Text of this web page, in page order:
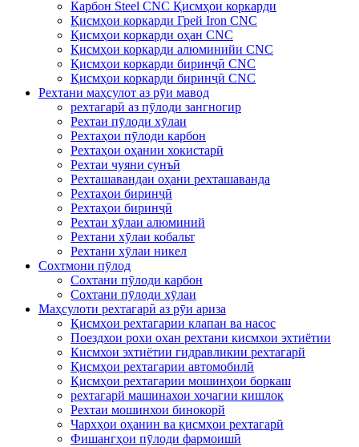
Карбон Steel CNC Қисмҳои коркарди
Қисмҳои коркарди Грей Iron CNC
Қисмҳои коркарди оҳан CNC
Қисмҳои коркарди алюминийи CNC
Қисмҳои коркарди биринҷӣ CNC
Қисмҳои коркарди биринҷӣ CNC
Рехтани маҳсулот аз рӯи мавод
рехтагарӣ аз пӯлоди зангногир
Рехтаи пӯлоди хӯлаи
Рехтаҳои пӯлоди карбон
Рехтаҳои оҳании хокистарӣ
Рехтаи чуяни сунъӣ
Рехташавандаи оҳани рехташаванда
Рехтаҳои биринҷӣ
Рехтаҳои биринҷӣ
Рехтаи хӯлаи алюминий
Рехтани хӯлаи кобальт
Рехтани хӯлаи никел
Сохтмони пӯлод
Сохтани пӯлоди карбон
Сохтани пӯлоди хӯлаи
Маҳсулоти рехтагарӣ аз рӯи ариза
Қисмҳои рехтагарии клапан ва насос
Поездхои рохи охан рехтани кисмхои эхтиётии
Кисмхои эхтиётии гидравликии рехтагарй
Қисмҳои рехтагарии автомобилӣ
Қисмҳои рехтагарии мошинҳои боркаш
рехтагарй машинахои хочагии кишлок
Рехтаи мошинхои бинокорй
Чархҳои оҳанин ва қисмҳои рехтагарӣ
Фишангҳои пӯлоди фармоишӣ